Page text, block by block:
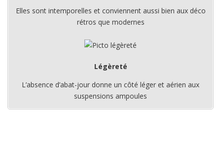
Elles sont intemporelles et conviennent aussi bien aux déco
rétros que modernes
Légèreté
L’absence d’abat-jour donne un côté léger et aérien aux
suspensions ampoules